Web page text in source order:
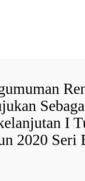
I
2020 Seri